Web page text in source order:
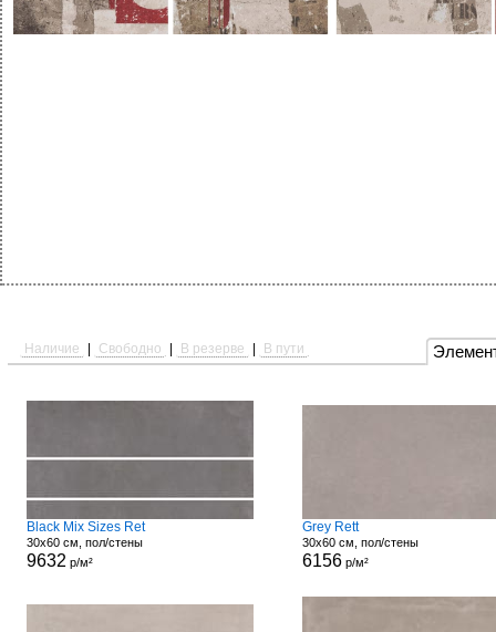
Наличие Свободно В резерве В пути
Black Mix Sizes Ret
30x60 см, пол/стены
9632 р/м²
Grey Rett
30x60 см, пол/стены
6156р/м²